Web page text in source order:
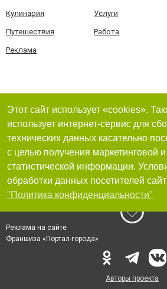
Кулинария Услуги
Путешествия Работа
Реклама
Этот сайт использует «cookies».
использует интернет-сервис для
технических данных касательно
с целью получения маркетинговой и
статистической информации.
обработки данных посетителей
"Политика конфиденциальности"
Реклама на сайте
Франшиза «Портал-города»
Авторы проекта